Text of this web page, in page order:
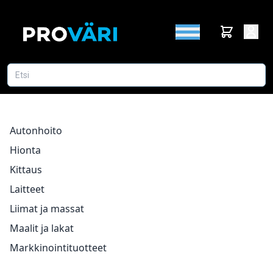
Autonhoito
Hionta
Kittaus
Laitteet
Liimat ja massat
Maalit ja lakat
Markkinointituotteet